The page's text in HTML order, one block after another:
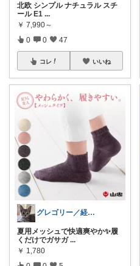
北欧 シンプル ナチュラル スチ
ール E1 ...
￥ 7,990～
0 0 47
コレ いいね
グレゴリー／経由購入感謝です💕
夏用メッシュで快適爽やか✨履
くだけでガサガ ...
￥ 1,780